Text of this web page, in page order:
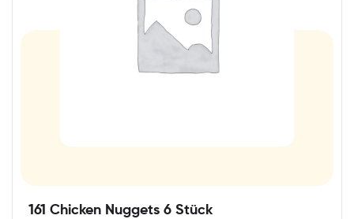
161 Chicken Nuggets 6 Stück